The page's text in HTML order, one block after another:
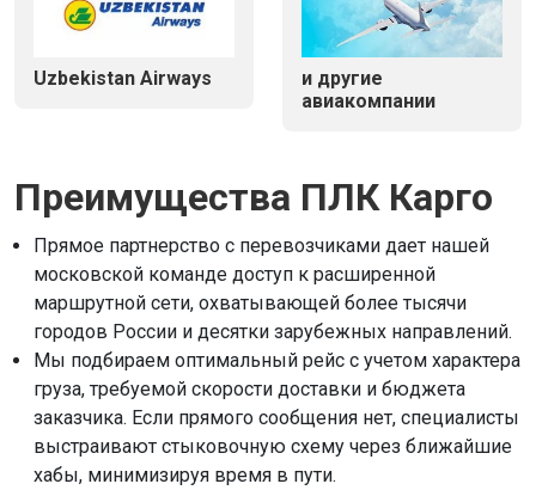
Uzbekistan Airways
и другие
авиакомпании
Преимущества ПЛК Карго
Прямое партнерство с перевозчиками дает нашей
московской команде доступ к расширенной
маршрутной сети, охватывающей более тысячи
городов России и десятки зарубежных направлений.
Мы подбираем оптимальный рейс с учетом характера
груза, требуемой скорости доставки и бюджета
заказчика. Если прямого сообщения нет, специалисты
выстраивают стыковочную схему через ближайшие
хабы, минимизируя время в пути.